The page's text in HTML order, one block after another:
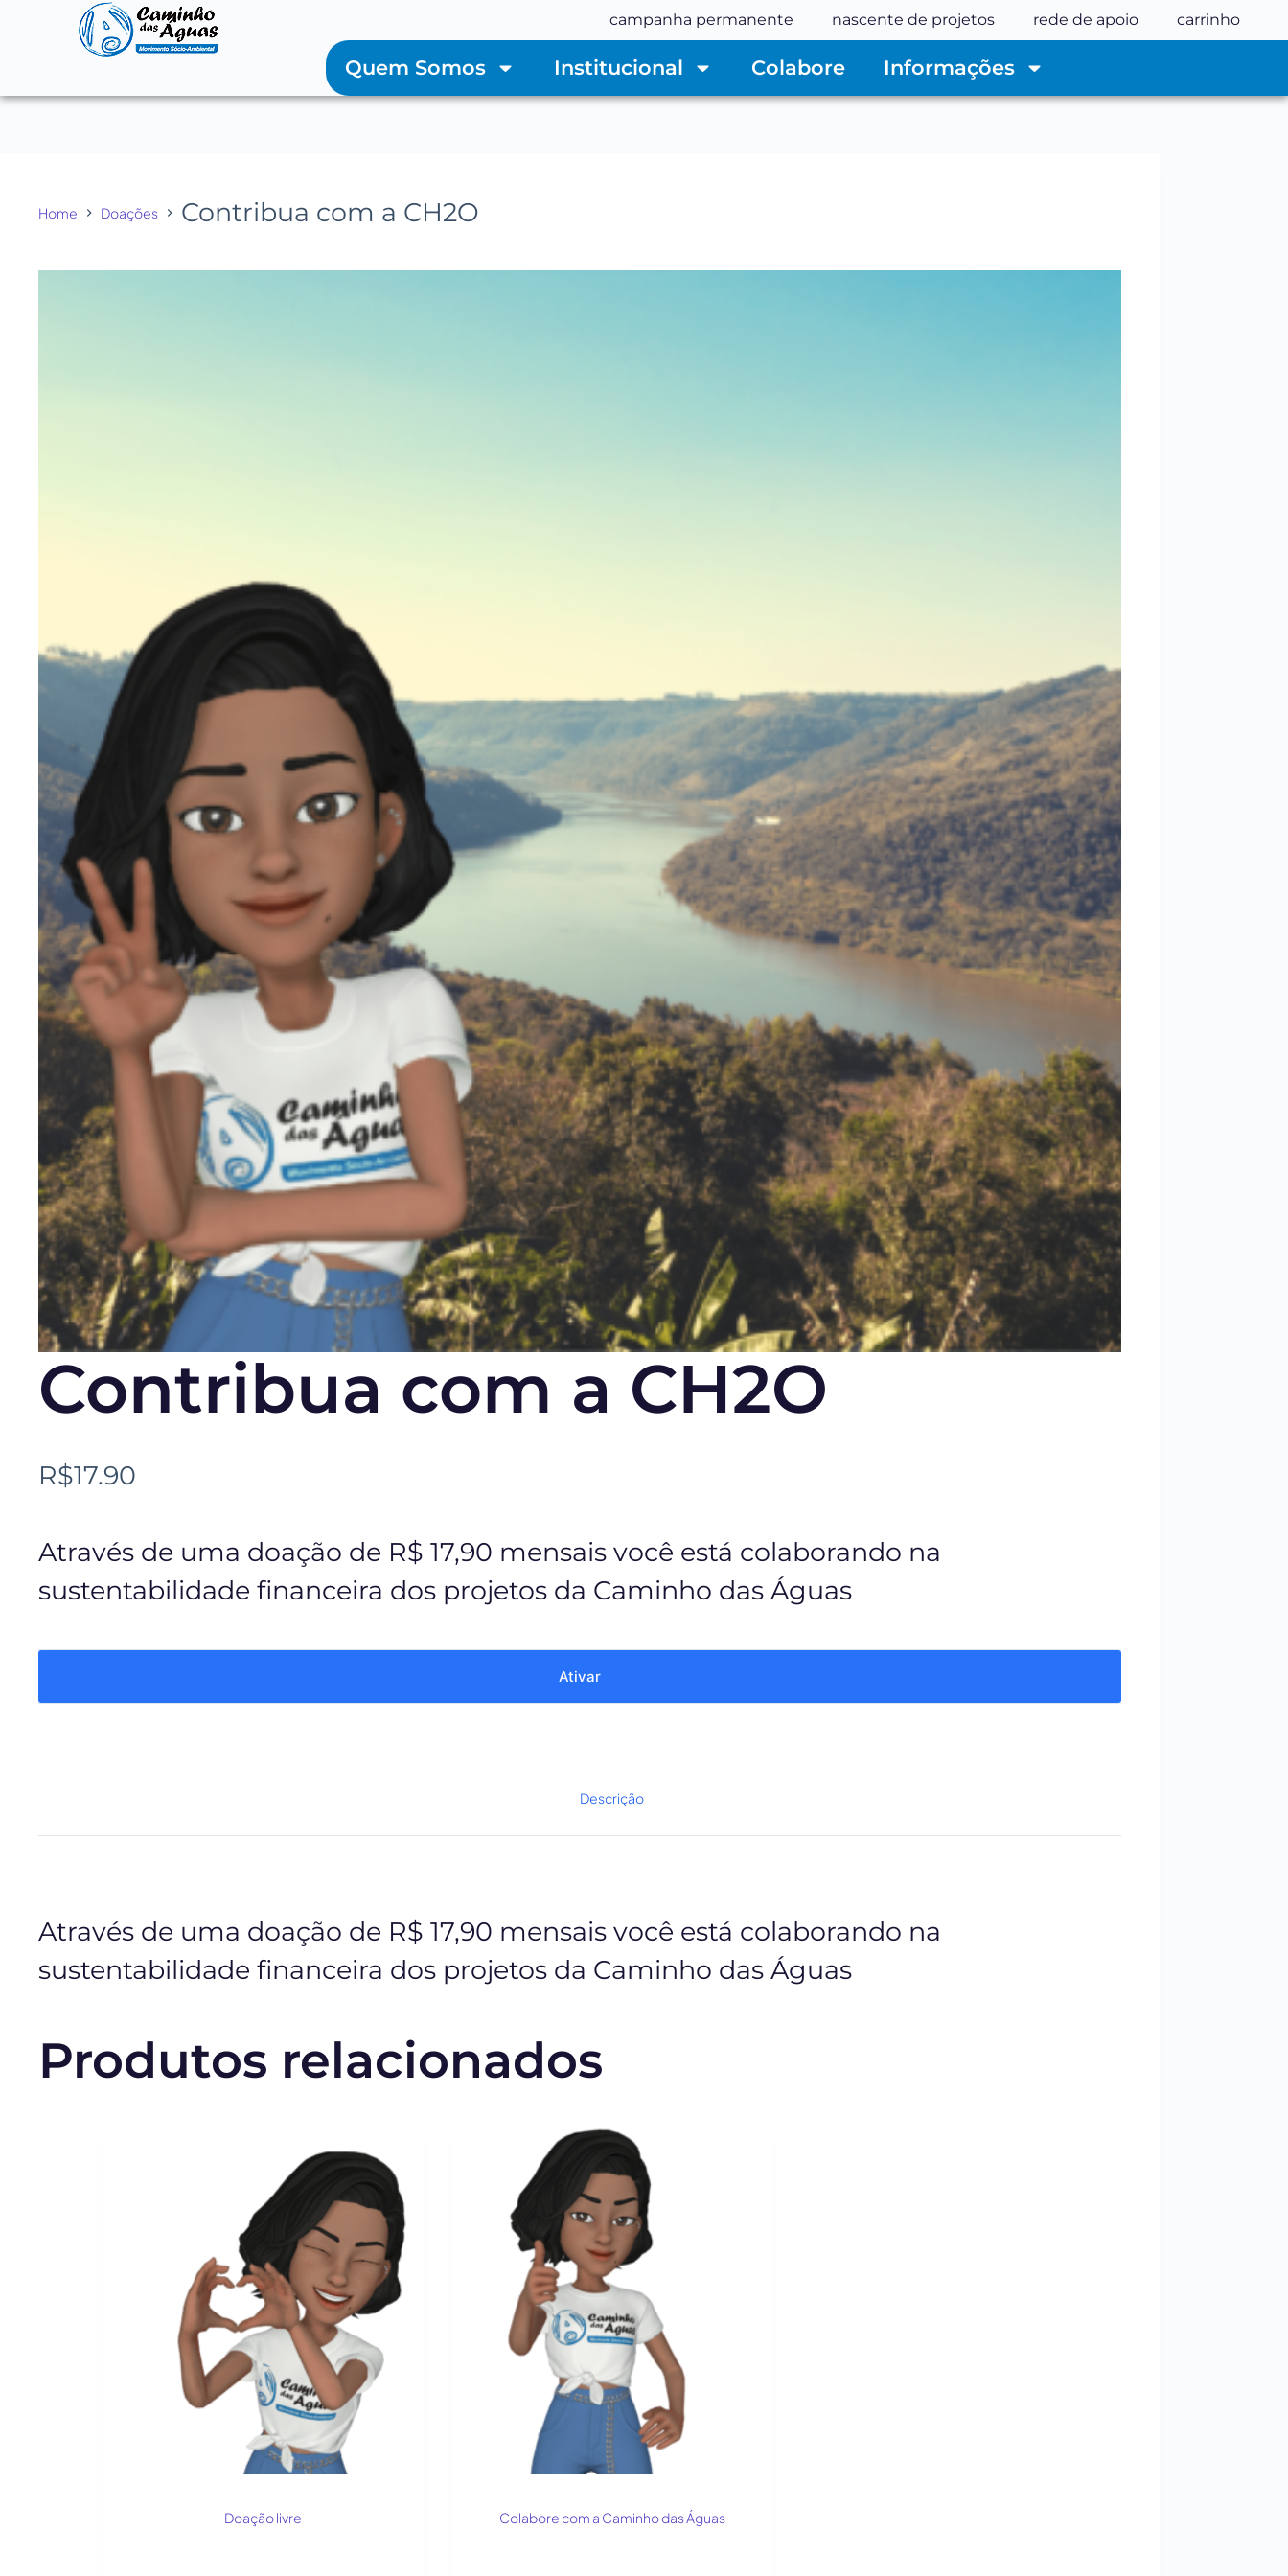
campanha permanente nascente de projetos rede de apoio carrinho
Quem Somos Institucional Colabore Informações
Home Doações Contribua com a CH2O
Contribua com a CH2O
R$17.90
Através de uma doação de R$ 17,90 mensais você está colaborando na
sustentabilidade financeira dos projetos da Caminho das Águas
Ativar
Descrição
Através de uma doação de R$ 17,90 mensais você está colaborando na
sustentabilidade financeira dos projetos da Caminho das Águas
Produtos relacionados
Doação livre Colabore com a Caminho das Águas